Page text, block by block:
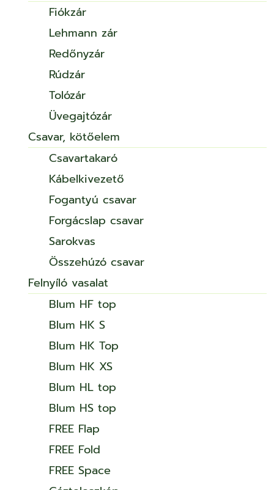
Fiókzár
Lehmann zár
Redőnyzár
Rúdzár
Tolózár
Üvegajtózár
Csavar, kötőelem
Csavartakaró
Kábelkivezető
Fogantyú csavar
Forgácslap csavar
Sarokvas
Összehúzó csavar
Felnyíló vasalat
Blum HF top
Blum HK S
Blum HK Top
Blum HK XS
Blum HL top
Blum HS top
FREE Flap
FREE Fold
FREE Space